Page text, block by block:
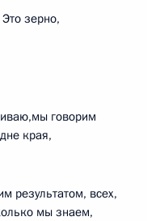
зерно,
говорим
края,
результатом, всех,
мы знаем,